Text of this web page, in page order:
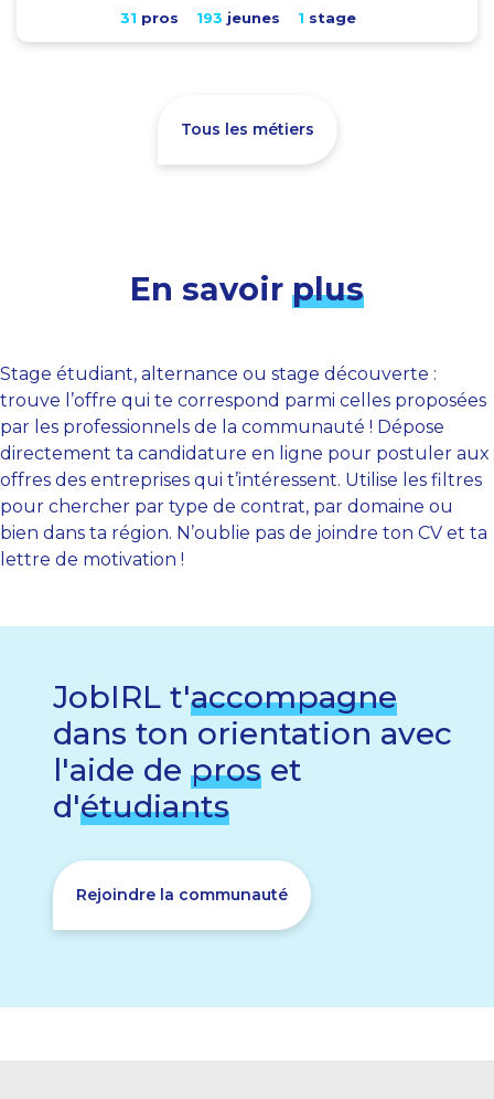
31 pros 193 jeunes 1 stage
Tous les métiers
En savoir plus
Stage étudiant, alternance ou stage découverte :
trouve l’offre qui te correspond parmi celles proposées
par les professionnels de la communauté ! Dépose
directement ta candidature en ligne pour postuler aux
offres des entreprises qui t’intéressent. Utilise les filtres
pour chercher par type de contrat, par domaine ou
bien dans ta région. N’oublie pas de joindre ton CV et ta
lettre de motivation !
JobIRL t'accompagne
dans ton orientation avec
l'aide de pros et
d'étudiants
Rejoindre la communauté